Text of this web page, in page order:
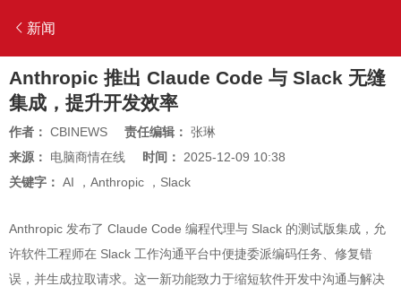
新闻
Anthropic 推出 Claude Code 与 Slack 无缝
集成，提升开发效率
作者： CBINEWS 责任编辑： 张琳
来源： 电脑商情在线 时间： 2025-12-09 10:38
关键字： AI ， Anthropic ， Slack
Anthropic 发布了 Claude Code 编程代理与 Slack 的测试版集成，允
许软件工程师在 Slack 工作沟通平台中便捷委派编码任务、修复错
误，并生成拉取请求。这一新功能致力于缩短软件开发中沟通与解决